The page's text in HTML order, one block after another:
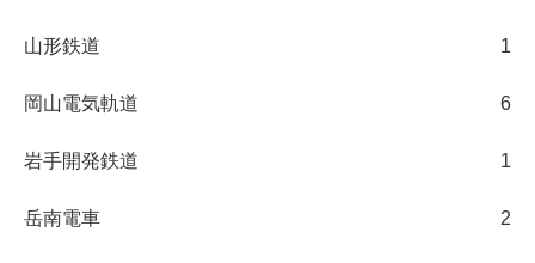
山形鉄道 1
岡山電気軌道 6
岩手開発鉄道 1
岳南電車 2